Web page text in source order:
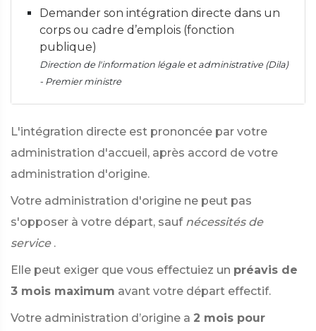
Demander son intégration directe dans un
corps ou cadre d’emplois (fonction
publique)
Direction de l'information légale et administrative (Dila)
- Premier ministre
L'intégration directe est prononcée par votre
administration d'accueil, après accord de votre
administration d'origine.
Votre administration d'origine ne peut pas
s'opposer à votre départ, sauf nécessités de
service .
Elle peut exiger que vous effectuiez un préavis de
3 mois maximum avant votre départ effectif.
Votre administration d’origine a 2 mois pour